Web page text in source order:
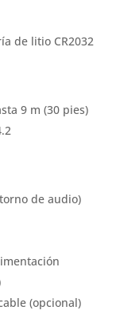
de litio CR2032
9 m (30 pies)
de audio)
(opcional)